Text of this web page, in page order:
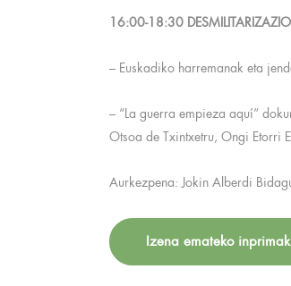
16:00-18:30
– Euskadiko harremanak eta
– “La guerra empieza aquí”
Otsoa de Txintxetru, Ongi Etorri
Aurkezpena: Jokin Alberdi
Izena emateko